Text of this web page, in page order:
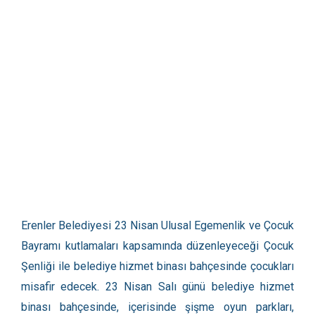
Erenler Belediyesi 23 Nisan Ulusal Egemenlik ve Çocuk
Bayramı kutlamaları kapsamında düzenleyeceği Çocuk
Şenliği ile belediye hizmet binası bahçesinde çocukları
misafir edecek. 23 Nisan Salı günü belediye hizmet
binası bahçesinde, içerisinde şişme oyun parkları,